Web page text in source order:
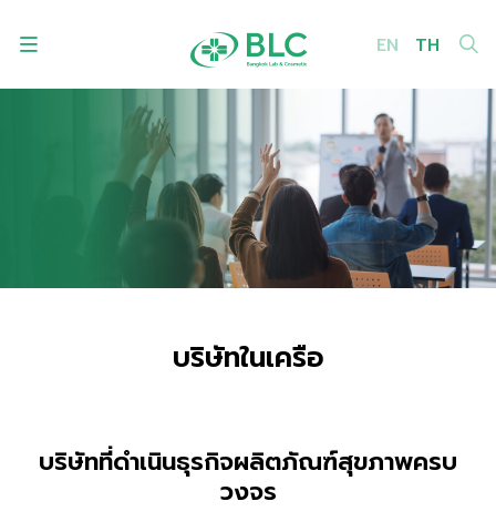
EN TH
ค้นหาในเว็บไซต์
Enhanced by
บริษัทในเครือ
บริษัทที่ดำเนินธุรกิจผลิตภัณฑ์สุขภาพครบ
วงจร